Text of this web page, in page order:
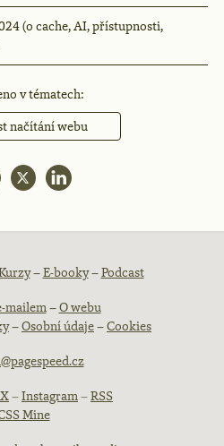
(o cache, AI, přístupnosti,
v tématech:
načítání webu
–E-booky–Podcast
mailem–O webu
–Osobní údaje–Cookies
X–Instagram–RSS
Mine